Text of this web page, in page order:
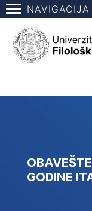
NAVIGACIJA
GODINE